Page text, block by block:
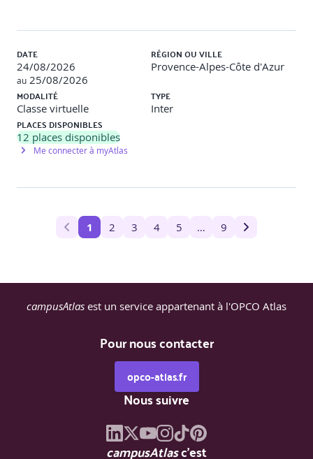
DATE
24/08/2026
au 25/08/2026
RÉGION OU VILLE
Provence-Alpes-Côte d'Azur
MODALITÉ
Classe virtuelle
TYPE
Inter
PLACES DISPONIBLES
12 places disponibles
Me connecter à myAtlas
1 2 3 4 5 … 9
campusAtlas est un service appartenant à l'OPCO Atlas
Pour nous contacter
opco-atlas.fr
Nous suivre
campusAtlasc'est